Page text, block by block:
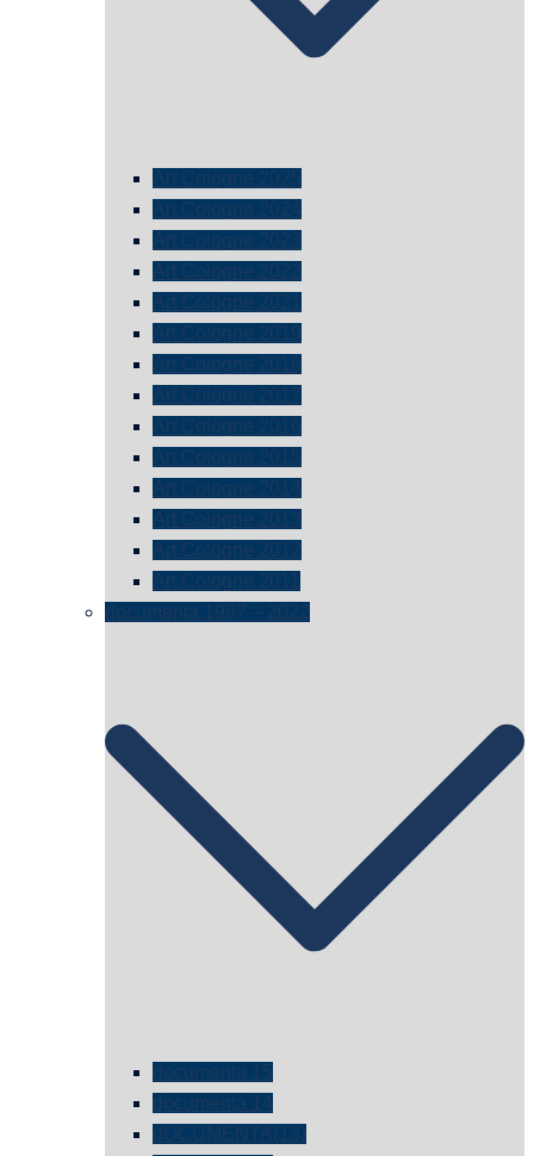
Art Cologne 2025
Art Cologne 2024
Art Cologne 2023
Art Cologne 2022
Art Cologne 2021
Art Cologne 2019
Art Cologne 2018
Art Cologne 2017
Art Cologne 2016
Art Cologne 2015
Art Cologne 2014
Art Cologne 2013
Art Cologne 2012
Art Cologne 2011
documenta 1987 – 2022
documenta 15
documenta 14
dOCUMENTA(13)